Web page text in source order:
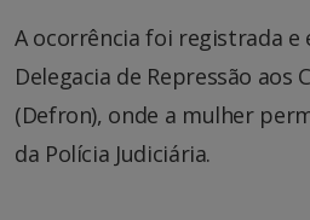
A ocorrência foi registrada e
Delegacia de Repressão aos
(Defron), onde a mulher
da Polícia Judiciária.